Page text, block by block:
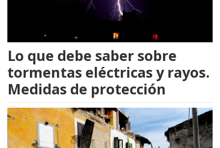
Lo que debe saber sobre
tormentas eléctricas y rayos.
Medidas de protección